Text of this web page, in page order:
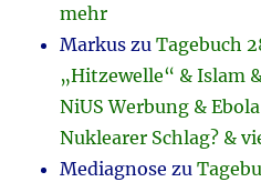
mehr
Markus zuTagebuch
„Hitzewelle“ & Islam
NiUS Werbung &
Nuklearer Schlag? &
Mediagnose zu